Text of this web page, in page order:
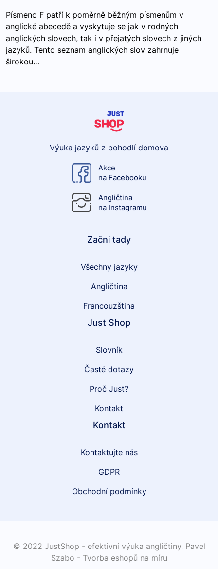
Písmeno F patří k poměrně běžným písmenům v
anglické abecedě a vyskytuje se jak v rodných
anglických slovech, tak i v přejatých slovech z jiných
jazyků. Tento seznam anglických slov zahrnuje
širokou…
Výuka jazyků z pohodlí domova
Akce
na Facebooku
Angličtina
na Instagramu
Začni tady
Všechny jazyky
Angličtina
Francouzština
Just Shop
Slovník
Časté dotazy
Proč Just?
Kontakt
Kontakt
Kontaktujte nás
GDPR
Obchodní podmínky
© 2022 JustShop - efektivní výuka angličtiny, Pavel
Szabo - Tvorba eshopů na míru